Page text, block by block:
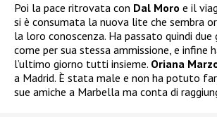
Poi la pace ritrovata con Dal Moro e il
si è consumata la nuova lite che sembra
la loro conoscenza. Ha passato quindi due
come per sua stessa ammissione, e infine
l’ultimo giorno tutti insieme. Oriana
a Madrid. È stata male e non ha potuto
sue amiche a Marbella ma conta di